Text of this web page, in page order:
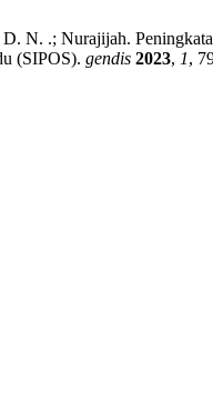
N. .; Nurajijah.
(SIPOS). gendis 2023, 1,